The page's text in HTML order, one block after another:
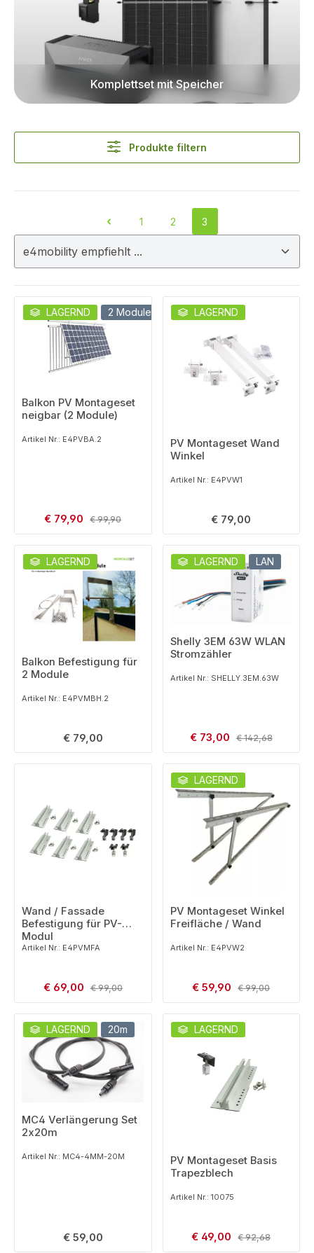
Komplettset mit Speicher
Produkte filtern
Seite
1
Seite
2
Seite
3
LAGERND 2 Module
Balkon PV Montageset
neigbar (2 Module)
Artikel Nr.: E4PVBA.2
Verkaufspreis:
€ 79,90 Regulärer Preis:
€ 99,90
LAGERND
PV Montageset Wand
Winkel
Artikel Nr.: E4PVW1
Regulärer Preis:
€ 79,00
LAGERND
Balkon Befestigung für
2 Module
Artikel Nr.: E4PVMBH.2
Regulärer Preis:
€ 79,00
LAGERND LAN
Shelly 3EM 63W WLAN
Stromzähler
Artikel Nr.: SHELLY.3EM.63W
Verkaufspreis:
€ 73,00 Regulärer Preis:
€ 142,68
Wand / Fassade
Befestigung für PV-
Modul
Artikel Nr.: E4PVMFA
Verkaufspreis:
€ 69,00 Regulärer Preis:
€ 99,00
LAGERND
PV Montageset Winkel
Freifläche / Wand
Artikel Nr.: E4PVW2
Verkaufspreis:
€ 59,90 Regulärer Preis:
€ 99,00
LAGERND 20m
MC4 Verlängerung Set
2x20m
Artikel Nr.: MC4-4MM-20M
Regulärer Preis:
€ 59,00
LAGERND
PV Montageset Basis
Trapezblech
Artikel Nr.: 10075
Verkaufspreis:
€ 49,00 Regulärer Preis:
€ 92,68